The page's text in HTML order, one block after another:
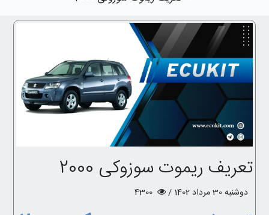
تعریف ریموت سوزوکی 2000
دوشنبه 30 مرداد 1402 /